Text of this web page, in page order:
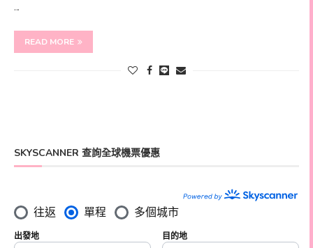
…
READ MORE
SKYSCANNER 查詢全球機票優惠